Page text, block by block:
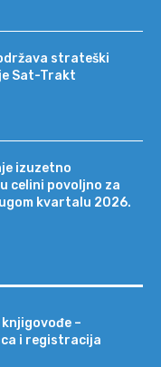
strateški
Sat-Trakt
izuzetno
celini povoljno za
kvartalu 2026.
–
i registracija